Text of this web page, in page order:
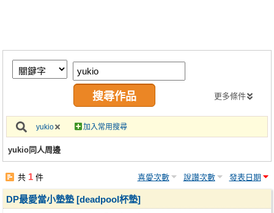
繪圖藝廊
交流中心
攤位轉讓區
會員功能選單
註冊會員
更多條件
yukio 加入常用搜尋
yukio同人周邊
共 1 件 喜愛次數 說讚次數 發表日期
DP最愛當小墊墊 [deadpool杯墊]